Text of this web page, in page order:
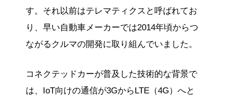
す。それ以前はテレマティクスと呼ばれてお
り、早い自動車メーカーでは2014年頃からつ
ながるクルマの開発に取り組んでいました。
コネクテッドカーが普及した技術的な背景で
は、IoT向けの通信が3GからLTE（4G）へと